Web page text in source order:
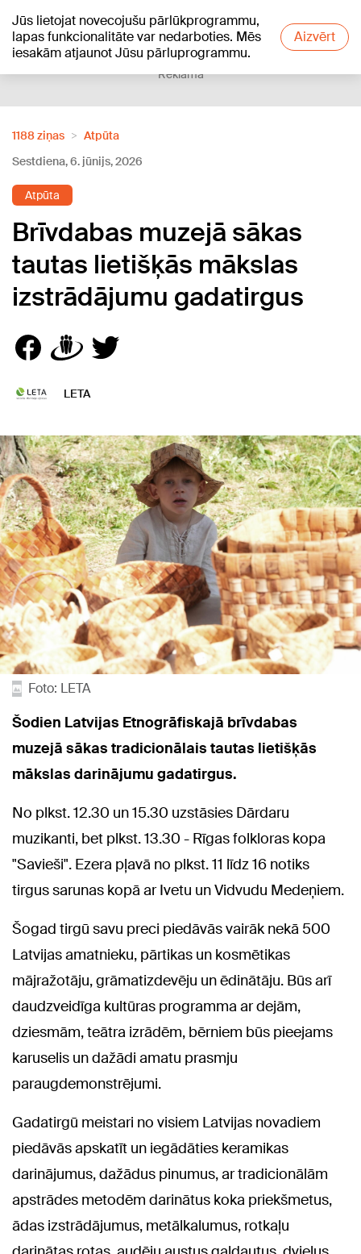
Jūs lietojat novecojušu pārlūkprogrammu,
lapas funkcionalitāte var nedarboties. Mēs
iesakām atjaunot Jūsu pārluprogrammu.
Aizvērt
+18°C
Reklāma
1188 ziņas
Atpūta
Sestdiena, 6. jūnijs, 2026
Atpūta
Brīvdabas muzejā sākas
tautas lietišķās mākslas
izstrādājumu gadatirgus
LETA
Foto: LETA
Šodien Latvijas Etnogrāfiskajā brīvdabas
muzejā sākas tradicionālais tautas lietišķās
mākslas darinājumu gadatirgus.
No plkst. 12.30 un 15.30 uzstāsies Dārdaru
muzikanti, bet plkst. 13.30 - Rīgas folkloras kopa
"Savieši". Ezera pļavā no plkst. 11 līdz 16 notiks
tirgus sarunas kopā ar Ivetu un Vidvudu Medeņiem.
Šogad tirgū savu preci piedāvās vairāk nekā 500
Latvijas amatnieku, pārtikas un kosmētikas
mājražotāju, grāmatizdevēju un ēdinātāju. Būs arī
daudzveidīga kultūras programma ar dejām,
dziesmām, teātra izrādēm, bērniem būs pieejams
karuselis un dažādi amatu prasmju
paraugdemonstrējumi.
Gadatirgū meistari no visiem Latvijas novadiem
piedāvās apskatīt un iegādāties keramikas
darinājumus, dažādus pinumus, ar tradicionālām
apstrādes metodēm darinātus koka priekšmetus,
ādas izstrādājumus, metālkalumus, rotkaļu